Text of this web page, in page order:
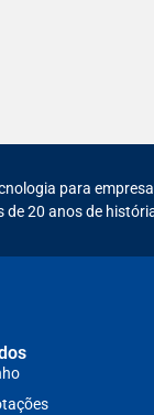
para
de 20 anos de